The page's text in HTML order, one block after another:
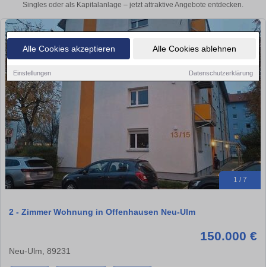
Alle Cookies akzeptieren Alle Cookies ablehnen
Einstellungen Datenschutzerklärung
Singles oder als Kapitalanlage – jetzt attraktive Angebote entdecken.
1 / 7
2 - Zimmer Wohnung in Offenhausen Neu-Ulm
150.000 €
Neu-Ulm, 89231